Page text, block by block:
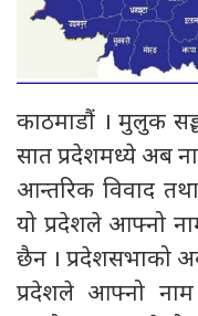
काठमाडौं । मुलुक
सात प्रदेशमध्ये अब
आन्तरिक विवाद
यो प्रदेशले आफ्नो
छैन । प्रदेशसभाको
प्रदेशले आफ्नो नाम